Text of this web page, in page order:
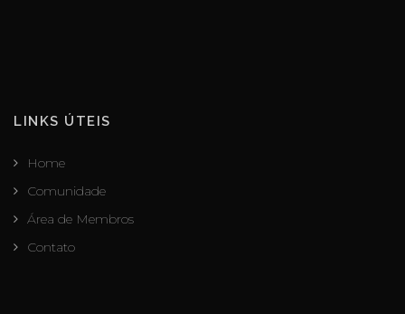
LINKS ÚTEIS
Home
Comunidade
Área de Membros
Contato